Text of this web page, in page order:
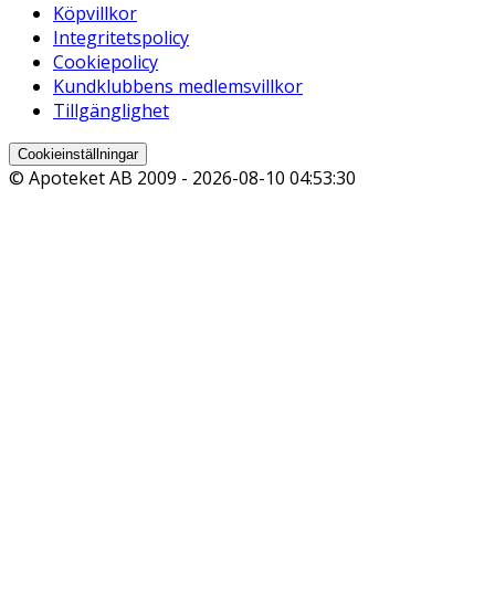
Köpvillkor
Integritetspolicy
Cookiepolicy
Kundklubbens medlemsvillkor
Tillgänglighet
Cookieinställningar
© Apoteket AB 2009 - 2026-08-10 04:53:30